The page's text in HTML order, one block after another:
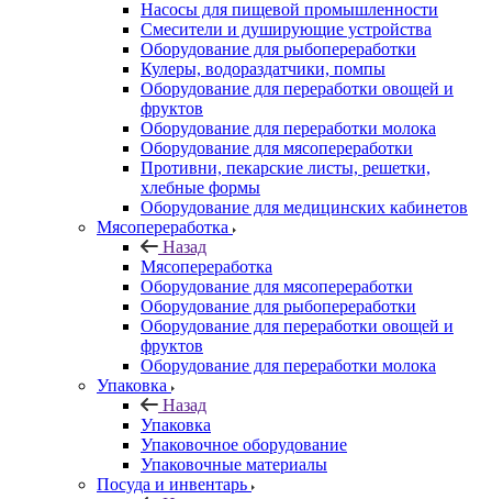
Насосы для пищевой промышленности
Смесители и душирующие устройства
Оборудование для рыбопереработки
Кулеры, водораздатчики, помпы
Оборудование для переработки овощей и
фруктов
Оборудование для переработки молока
Оборудование для мясопереработки
Противни, пекарские листы, решетки,
хлебные формы
Оборудование для медицинских кабинетов
Мясопереработка
Назад
Мясопереработка
Оборудование для мясопереработки
Оборудование для рыбопереработки
Оборудование для переработки овощей и
фруктов
Оборудование для переработки молока
Упаковка
Назад
Упаковка
Упаковочное оборудование
Упаковочные материалы
Посуда и инвентарь